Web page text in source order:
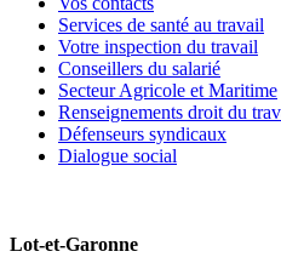
Services de santé au travail
Votre inspection du travail
Conseillers du salarié
Secteur Agricole et Maritime
Renseignements droit du
Défenseurs syndicaux
Dialogue social
Lot-et-Garonne